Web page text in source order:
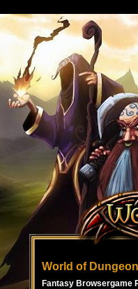
World of
Fantasy Browsergame